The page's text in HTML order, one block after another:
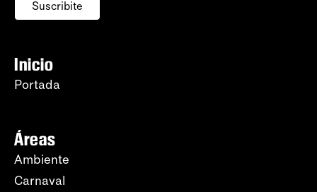
Suscribite
Inicio
Portada
Áreas
Ambiente
Carnaval